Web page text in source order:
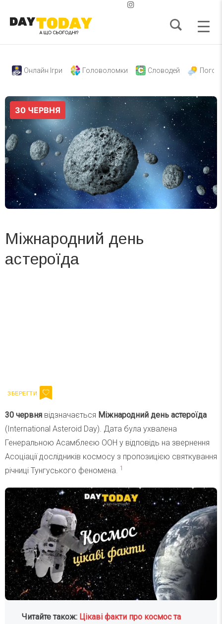
Онлайн Ігри Головоломки Словодей
Міжнародний день
астероїда
30 червня відзначається Міжнародний день астероїда
(International Asteroid Day). Дата була ухвалена
Генеральною Асамблеєю ООН у відповідь на звернення
Асоціації дослідників космосу з пропозицією святкування
річниці Тунгуського феномена. 1
Читайте також: Цікаві факти про космос та